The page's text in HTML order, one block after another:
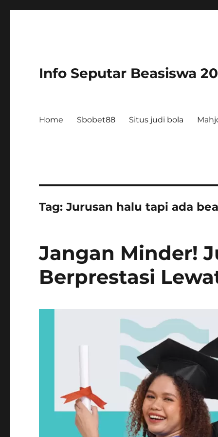
Info Seputar Beasiswa
Home Sbobet88 Situs judi bola
Tag:Jurusan halu tapi ada
Jangan Minder!
Berprestasi